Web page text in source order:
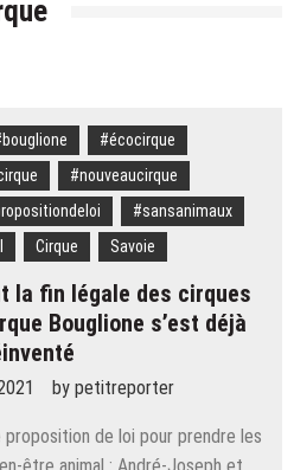
France se
semaine
Alpes à
à la tête des Pulls
» : Mickaël Mugnier,
ouvrier de France
volé 777 000 euros
russe à
à livrer pour
n’a aucune alerte
meurt écrasé sous
#écocirque
#nouveaucirque
#sansanimaux
Cirque Savoie
la fin légale des cirques
Bouglione s’est déjà
by petitreporter
proposition de loi pour prendre les